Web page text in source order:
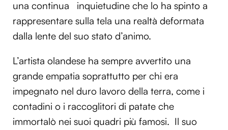
una continua inquietudine che lo ha spinto a
rappresentare sulla tela una realtà deformata
dalla lente del suo stato d’animo.
L’artista olandese ha sempre avvertito una
grande empatia soprattutto per chi era
impegnato nel duro lavoro della terra, come i
contadini o i raccoglitori di patate che
immortalò nei suoi quadri più famosi. Il suo